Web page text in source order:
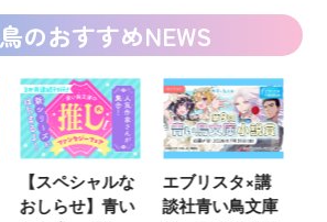
のおすすめNEWS
エブリスタ×講
談社青い鳥文庫
【速報】『黒魔
女さんが通